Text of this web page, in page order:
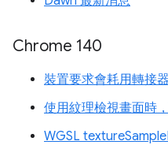
Chrome 140
裝置要求會耗用轉接器
使用紋理檢視畫面時
WGSL